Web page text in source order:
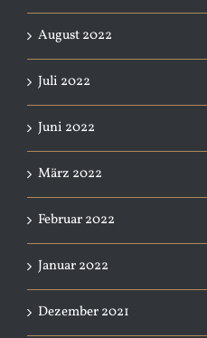
August 2022
Juli 2022
Juni 2022
März 2022
Februar 2022
Januar 2022
Dezember 2021